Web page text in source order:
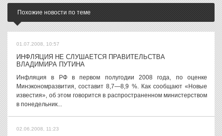
Похожие новости по теме
01.07.2008, 10:57
ИНФЛЯЦИЯ НЕ СЛУШАЕТСЯ ПРАВИТЕЛЬСТВА
ВЛАДИМИРА ПУТИНА
Инфляция в РФ в первом полугодии 2008 года, по оценке
Минэкономразвития, составит 8,7—8,9 %. Как сообщают «Новые
известия», об этом говорится в распространенном министерством
в понедельник...
02.06.2008, 11:23